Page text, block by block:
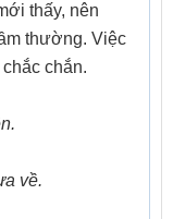
thấy, nên
thường. Việc
chắn.
về.